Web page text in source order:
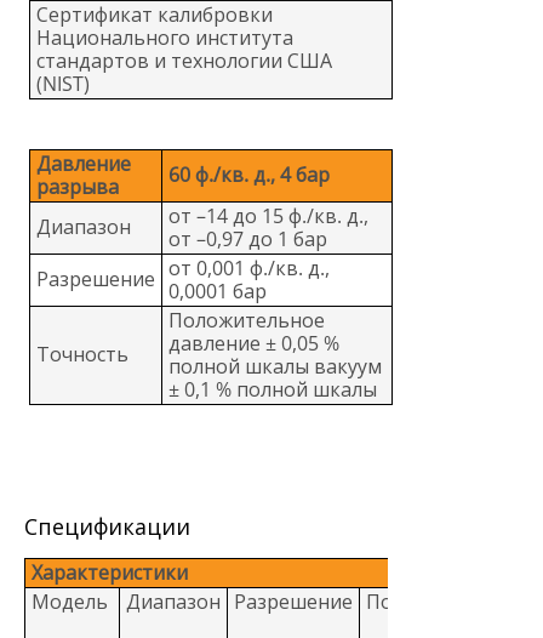
Сертификат калибровки
Национального института
стандартов и технологии США
(NIST)
Давление
разрыва
60 ф./кв. д., 4 бар
Диапазон
от –14 до 15 ф./кв. д.,
от –0,97 до 1 бар
Разрешение от 0,001 ф./кв. д.,
0,0001 бар
Точность
Положительное
давление ± 0,05 %
полной шкалы вакуум
± 0,1 % полной шкалы
Спецификации
Характеристики
Модель
Диапазон Разрешение Погрешность